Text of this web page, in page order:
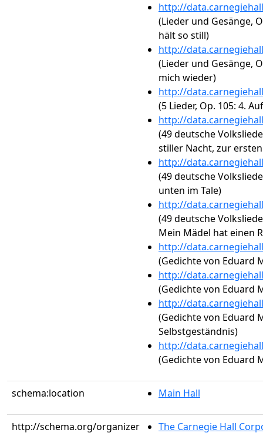
http://
(Lieder und Gesänge,
hält so still)
http://
(Lieder und Gesänge,
mich wieder)
http://
(5 Lieder, Op. 105: 4.
http://
(49 deutsche
stiller Nacht, zur
http://
(49 deutsche
unten im Tale)
http://
(49 deutsche
Mein Mädel hat einen
http://
(Gedichte von Eduard
http://
(Gedichte von Eduard
http://
(Gedichte von Eduard
Selbstgeständnis)
http://
(Gedichte von Eduard
schema:location Main Hall
http://schema.org/organizer The Carnegie Hall